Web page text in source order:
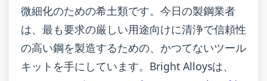
微細化のための希土類です。今日の製鋼業者
は、最も要求の厳しい用途向けに清浄で信頼性
の高い鋼を製造するための、かつてないツール
キットを手にしています。Bright Alloysは、